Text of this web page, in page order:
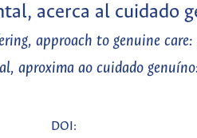
acerca al cuidado
approach to genuine
aproxima ao cuidado
DOI: